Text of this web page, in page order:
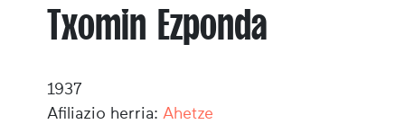
Txomin Ezponda
1937
Afiliazio herria: Ahetze